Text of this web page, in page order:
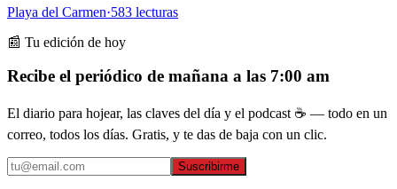
Playa del Carmen·583 lecturas
📰 Tu edición de hoy
Recibe el periódico de mañana a las 7:00 am
El diario para hojear, las claves del día y el podcast ☕ — todo en un
correo, todos los días. Gratis, y te das de baja con un clic.
Suscribirme